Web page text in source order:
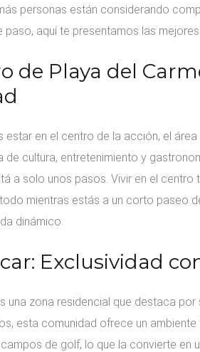
personas están considerando
paso, aquí te presentamos las
de Playa del
estar en el centro de la acción, el
de cultura, entretenimiento y
a solo unos pasos. Vivir en el
mientras estás a un corto paseo
dinámico.
Exclusividad
una zona residencial que destaca por
esta comunidad ofrece un
de golf, lo que la convierte en